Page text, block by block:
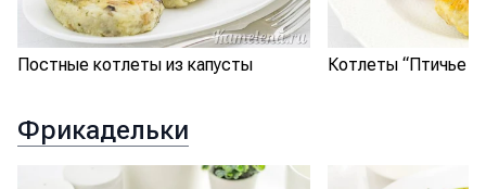
Постные котлеты из капусты Котлеты “Птичье
Фрикадельки